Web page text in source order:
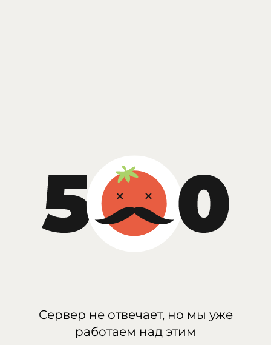
Сервер не отвечает, но мы уже
работаем над этим